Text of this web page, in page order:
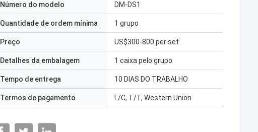
Número do modelo DM-DS1
Quantidade de ordem mínima 1 grupo
Preço US$300-800 per set
Detalhes da embalagem 1 caixa pelo grupo
Tempo de entrega 10 DIAS DO TRABALHO
Termos de pagamento L/C, T/T, Western Union